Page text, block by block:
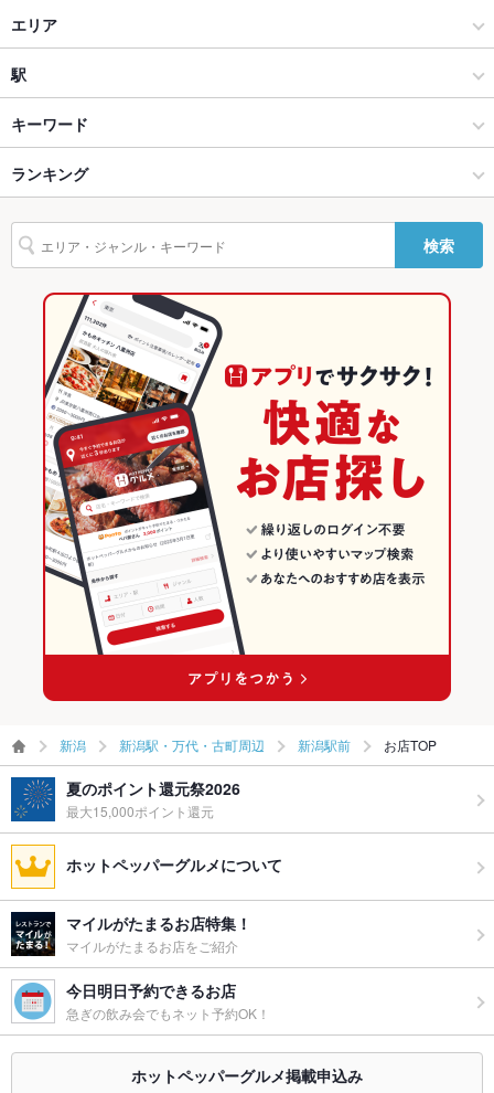
設備
Wi-Fi
ー
駐車場
その他設備 －
その他
飲み放題 あり
食べ放題 あり
カクテル充実、焼酎充実、日本酒充実、ワイン充実
お子様連れ
お子様連れ歓迎 ：お子様連れのご来店も大歓迎！是非ご利用く
ださい。
ウェディン
グパーティ
ー二次会
結婚式の二次会にもぴったりのコースメニューや飲み放題をご
用意致しております。
お祝い・サ
可
－
居酒屋
創作
新潟駅・万代・古町周辺 × 居酒屋
新潟駅・万代・古町周辺 × 創作
新潟駅 × 居酒屋
新潟駅 × 創作
創作料理
新潟駅・万代・古町周辺 × 創作料理
新潟駅・万代・古町周辺 × 和風
新潟駅 × 創作料理
新潟駅 × 和風
エリア
新潟駅前
新潟駅前 × 居酒屋
新潟駅前 × 創作
新潟駅前 × 創作料理
新潟駅前 × 和風
新潟 × 居酒屋
新潟 × 創作
新潟 × 創作料理
新潟 × 和風
駅
新潟駅
キーワード
手羽先 からあげ
天ぷら おでん ぶりしゃぶ レバー キムチ鍋
醤油ラーメン 白湯ラーメン
ランキング
新潟のグルメランキング
新潟の居酒屋ランキング
新潟駅・万代・古町周辺のグルメランキング
新潟駅・万代・古町周辺の居酒屋ランキング
新潟駅前のグルメランキング
新潟駅前の居酒屋ランキング
検索
新潟 新潟駅・万代・古町周辺 新潟駅前 お店TOP
夏のポイント還元祭2026
最大15,000ポイント還元
ホットペッパーグルメについて
マイルがたまるお店特集！
マイルがたまるお店をご紹介
今日明日予約できるお店
急ぎの飲み会でもネット予約OK！
ホットペッパーグルメ掲載申込み